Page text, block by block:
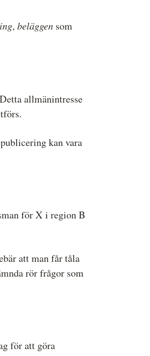
, beläggen som
allmänintresse
kan vara
för X i region B
att man får tåla
rör frågor som
för att göra